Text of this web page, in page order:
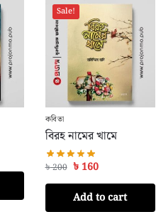
Sale!
কবিতা
বিরহ নামের খামে
৳200 ৳160
Add to cart